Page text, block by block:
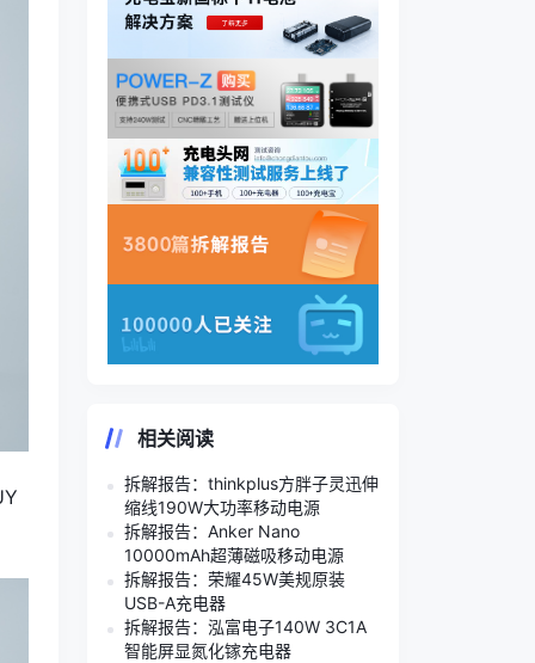
相关阅读
拆解报告：thinkplus方胖子灵迅伸
缩线190W大功率移动电源
拆解报告：Anker Nano
10000mAh超薄磁吸移动电源
拆解报告：荣耀45W美规原装
USB-A充电器
拆解报告：泓富电子140W 3C1A
智能屏显氮化镓充电器